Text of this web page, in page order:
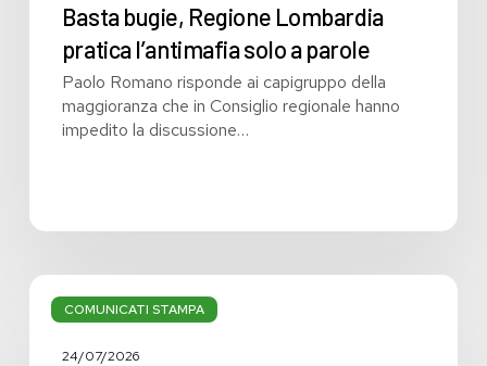
Basta bugie, Regione Lombardia
pratica l’antimafia solo a parole
Paolo Romano risponde ai capigruppo della
maggioranza che in Consiglio regionale hanno
impedito la discussione…
COMUNICATI STAMPA
Bilancio:
troppi
grandi24/07/2026